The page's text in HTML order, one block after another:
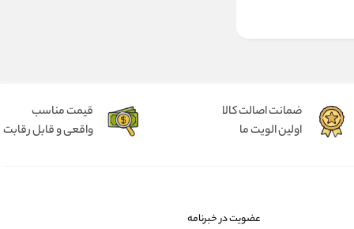
ضمانت اصالت کالا
اولین الویت ما
قیمت مناسب
واقعی و قابل رقابت
عضویت در خبرنامه